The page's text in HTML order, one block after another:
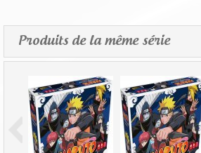
Produits de la même série